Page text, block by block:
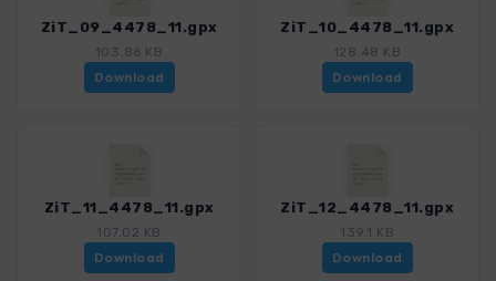
ZiT_09_4478_11.gpx
103.86 KB
Download
ZiT_10_4478_11.gpx
128.48 KB
Download
ZiT_11_4478_11.gpx
107.02 KB
Download
ZiT_12_4478_11.gpx
139.1 KB
Download